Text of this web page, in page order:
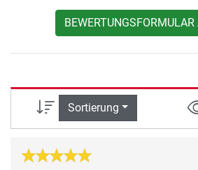
BEWERTUNGSFORMULAR
Sortierung